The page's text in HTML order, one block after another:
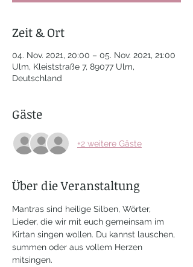
Zeit & Ort
04. Nov. 2021, 20:00 – 05. Nov. 2021, 21:00
Ulm, Kleiststraße 7, 89077 Ulm,
Deutschland
Gäste
+2 weitere Gäste
Über die Veranstaltung
Mantras sind heilige Silben, Wörter,
Lieder, die wir mit euch gemeinsam im
Kirtan singen wollen. Du kannst lauschen,
summen oder aus vollem Herzen
mitsingen.